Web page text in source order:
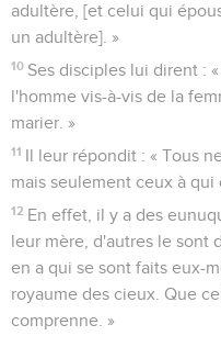
adultère, [et celui qui
un adultère]. »
10 Ses disciples lui dirent :
l'homme vis-à-vis de la
marier. »
11 Il leur répondit : « Tous
mais seulement ceux à qui
12 En effet, il y a des
leur mère, d'autres le sont
en a qui se sont faits eux-
royaume des cieux. Que
comprenne. »